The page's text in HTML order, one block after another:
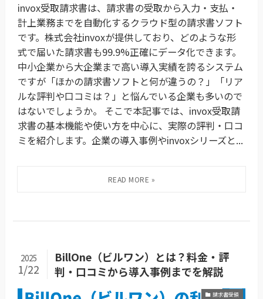
invox受取請求書は、請求書の受取から入力・支払・
計上業務までを自動化するクラウド型の請求書ソフト
です。株式会社invoxが提供しており、どのような形
式で届いた請求書も99.9%正確にデータ化できます。
中小企業から大企業まで高い導入実績を誇るシステム
ですが「ほかの請求書ソフトと何が違うの？」「リア
ルな評判や口コミは？」と悩んでいる企業も多いので
はないでしょうか。 そこで本記事では、invox受取請
求書の基本機能や使い方を中心に、実際の評判・口コ
ミを紹介します。企業の導入事例やinvoxシリーズと...
BillOne（ビルワン）とは？料金・評
判・口コミから導入事例までを解説
2025
1/22
請求書受領